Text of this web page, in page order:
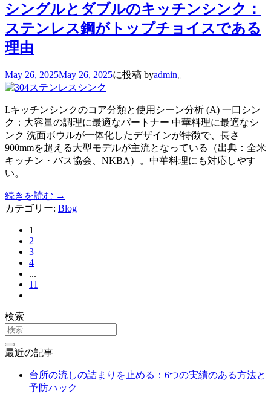
シングルとダブルのキッチンシンク：
ステンレス鋼がトップチョイスである
理由
May 26, 2025May 26, 2025に投稿 byadmin。
I.キッチンシンクのコア分類と使用シーン分析 (A) 一口シン
ク：大容量の調理に最適なパートナー 中華料理に最適なシ
ンク 洗面ボウルが一体化したデザインが特徴で、長さ
900mmを超える大型モデルが主流となっている（出典：全米
キッチン・バス協会、NKBA）。中華料理にも対応しやす
い。
続きを読む →
カテゴリー: Blog
1
2
3
4
...
11
検索
最近の記事
台所の流しの詰まりを止める：6つの実績のある方法と
予防ハック